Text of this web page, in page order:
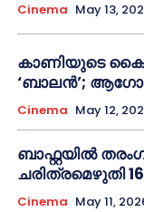
Cinema May 13,
കാണിയുടെ
‘ബാലൻ’;
Cinema May 12,
ബാഫ്റ്റയിൽ
ചരിത്രമെഴുതി
Cinema May 11,